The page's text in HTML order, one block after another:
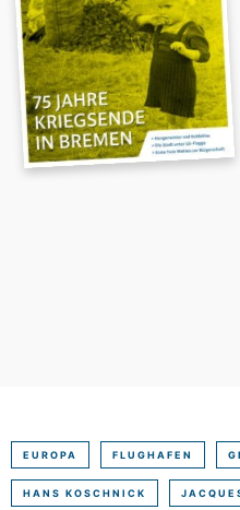
EUROPA FLUGHAFEN
HANS KOSCHNICK